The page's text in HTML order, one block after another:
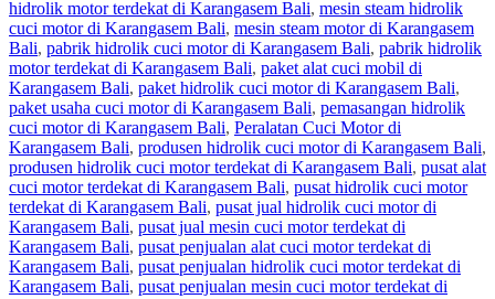
hidrolik motor terdekat di Karangasem Bali, mesin steam hidrolik
cuci motor di Karangasem Bali, mesin steam motor di Karangasem
Bali, pabrik hidrolik cuci motor di Karangasem Bali, pabrik hidrolik
motor terdekat di Karangasem Bali, paket alat cuci mobil di
Karangasem Bali, paket hidrolik cuci motor di Karangasem Bali,
paket usaha cuci motor di Karangasem Bali, pemasangan hidrolik
cuci motor di Karangasem Bali, Peralatan Cuci Motor di
Karangasem Bali, produsen hidrolik cuci motor di Karangasem Bali,
produsen hidrolik cuci motor terdekat di Karangasem Bali, pusat alat
cuci motor terdekat di Karangasem Bali, pusat hidrolik cuci motor
terdekat di Karangasem Bali, pusat jual hidrolik cuci motor di
Karangasem Bali, pusat jual mesin cuci motor terdekat di
Karangasem Bali, pusat penjualan alat cuci motor terdekat di
Karangasem Bali, pusat penjualan hidrolik cuci motor terdekat di
Karangasem Bali, pusat penjualan mesin cuci motor terdekat di